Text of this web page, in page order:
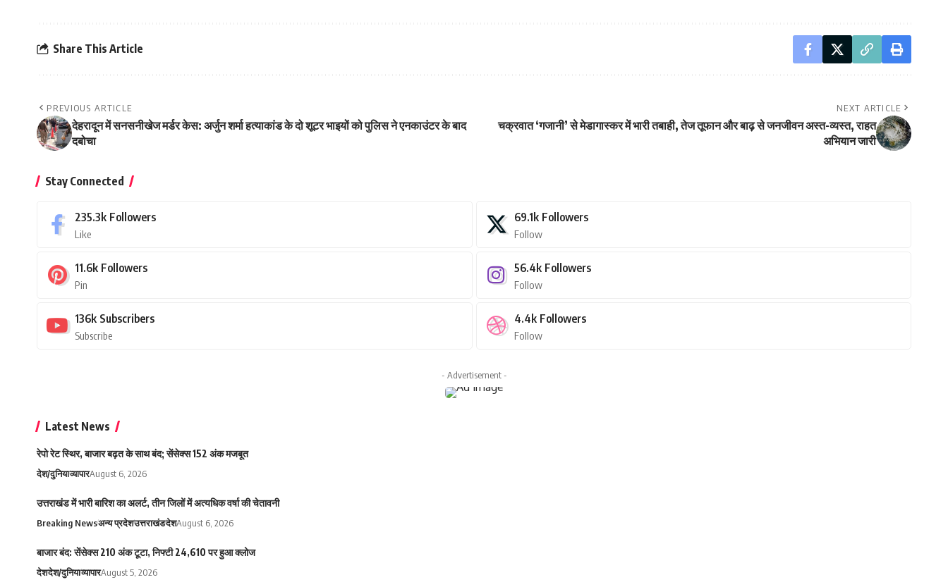
Share This Article
PREVIOUS ARTICLE
देहरादून में सनसनीखेज मर्डर केस: अर्जुन शर्मा हत्याकांड के दो शूटर भाइयों को पुलिस ने एनकाउंटर के बाद
दबोचा
NEXT ARTICLE
चक्रवात ‘गजानी’ से मेडागास्कर में भारी तबाही, तेज तूफान और बाढ़ से जनजीवन अस्त-व्यस्त, राहत
अभियान जारी
Stay Connected
235.3k Followers
Like
69.1k Followers
Follow
11.6k Followers
Pin
56.4k Followers
Follow
136k Subscribers
Subscribe
4.4k Followers
Follow
- Advertisement -
Latest News
रेपो रेट स्थिर, बाजार बढ़त के साथ बंद; सेंसेक्स 152 अंक मजबूत
देश/दुनियाव्यापारAugust 6, 2026
उत्तराखंड में भारी बारिश का अलर्ट, तीन जिलों में अत्यधिक वर्षा की चेतावनी
Breaking Newsअन्य प्रदेशउत्तराखंडदेशAugust 6, 2026
बाजार बंद: सेंसेक्स 210 अंक टूटा, निफ्टी 24,610 पर हुआ क्लोज
देशदेश/दुनियाव्यापारAugust 5, 2026